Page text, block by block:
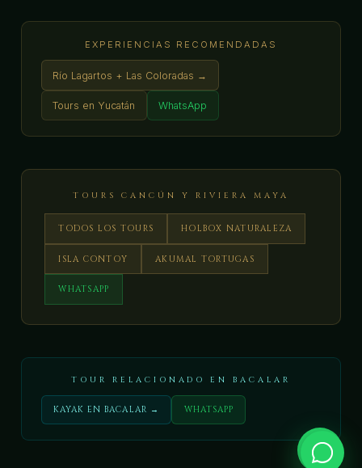
EXPERIENCIAS RECOMENDADAS
Río Lagartos + Las Coloradas →
Tours en Yucatán WhatsApp
TOURS CANCÚN Y RIVIERA MAYA
TODOS LOS TOURS HOLBOX NATURALEZA
ISLA CONTOY AKUMAL TORTUGAS
WHATSAPP
TOUR RELACIONADO EN BACALAR
KAYAK EN BACALAR → WHATSAPP